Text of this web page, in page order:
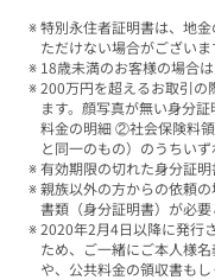
特別永住者証明書は、地
ただけない場合がございま
18歳未満のお客様の場合は
200万円を超えるお取引の
ます。顔写真が無い身分
料金の明細 ②社会保険料
と同一のもの）のうちいず
有効期限の切れた身分証明
親族以外の方からの依頼
書類（身分証明書）が必要
2020年2月4日以降に発行
ため、ご一緒にご本人様
や、公共料金の領収書もし